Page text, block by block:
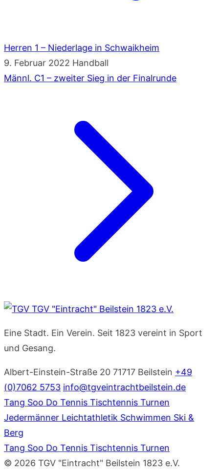
Herren 1 – Niederlage in Schwaikheim
9. Februar 2022 Handball
Männl. C1 – zweiter Sieg in der Finalrunde
TGV "Eintracht" Beilstein 1823 e.V.
Eine Stadt. Ein Verein. Seit 1823 vereint in Sport
und Gesang.
Albert-Einstein-Straße 20 71717 Beilstein +49
(0)7062 5753 info@tgveintrachtbeilstein.de
Tang Soo Do Tennis Tischtennis Turnen
Jedermänner Leichtathletik Schwimmen Ski &
Berg
Tang Soo Do Tennis Tischtennis Turnen
© 2026 TGV "Eintracht" Beilstein 1823 e.V.